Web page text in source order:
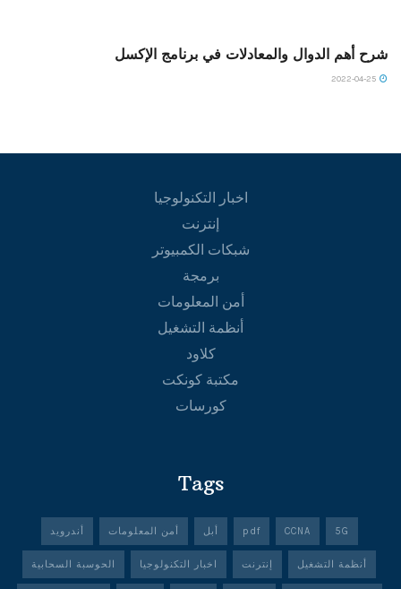
شرح أهم الدوال والمعادلات في برنامج الإكسل
اخبار التكنولوجيا
إنترنت
شبكات الكمبيوتر
برمجة
أمن المعلومات
أنظمة التشغيل
كلاود
مكتبة كونكت
كورسات
Tags
5G
CCNA
pdf أبل أمن المعلومات أندرويد
أنظمة التشغيل إنترنت اخبار التكنولوجيا الحوسبة السحابية